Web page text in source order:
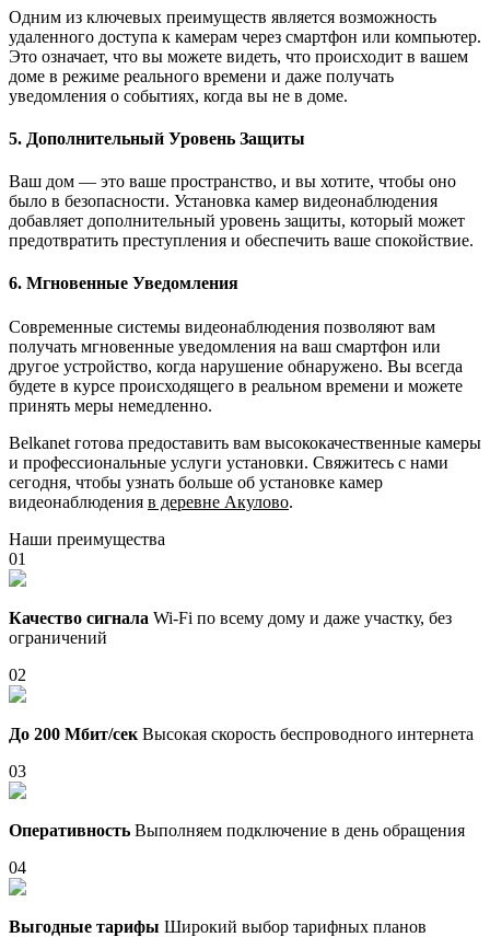
Одним из ключевых преимуществ является возможность
удаленного доступа к камерам через смартфон или компьютер.
Это означает, что вы можете видеть, что происходит в вашем
доме в режиме реального времени и даже получать
уведомления о событиях, когда вы не в доме.
5. Дополнительный Уровень Защиты
Ваш дом — это ваше пространство, и вы хотите, чтобы оно
было в безопасности. Установка камер видеонаблюдения
добавляет дополнительный уровень защиты, который может
предотвратить преступления и обеспечить ваше спокойствие.
6. Мгновенные Уведомления
Современные системы видеонаблюдения позволяют вам
получать мгновенные уведомления на ваш смартфон или
другое устройство, когда нарушение обнаружено. Вы всегда
будете в курсе происходящего в реальном времени и можете
принять меры немедленно.
Belkanet готова предоставить вам высококачественные камеры
и профессиональные услуги установки. Свяжитесь с нами
сегодня, чтобы узнать больше об установке камер
видеонаблюдения в деревне Акулово.
Наши преимущества
01
Качество сигнала Wi-Fi по всему дому и даже участку, без
ограничений
02
До 200 Мбит/сек Высокая скорость беспроводного интернета
03
Оперативность Выполняем подключение в день обращения
04
Выгодные тарифы Широкий выбор тарифных планов